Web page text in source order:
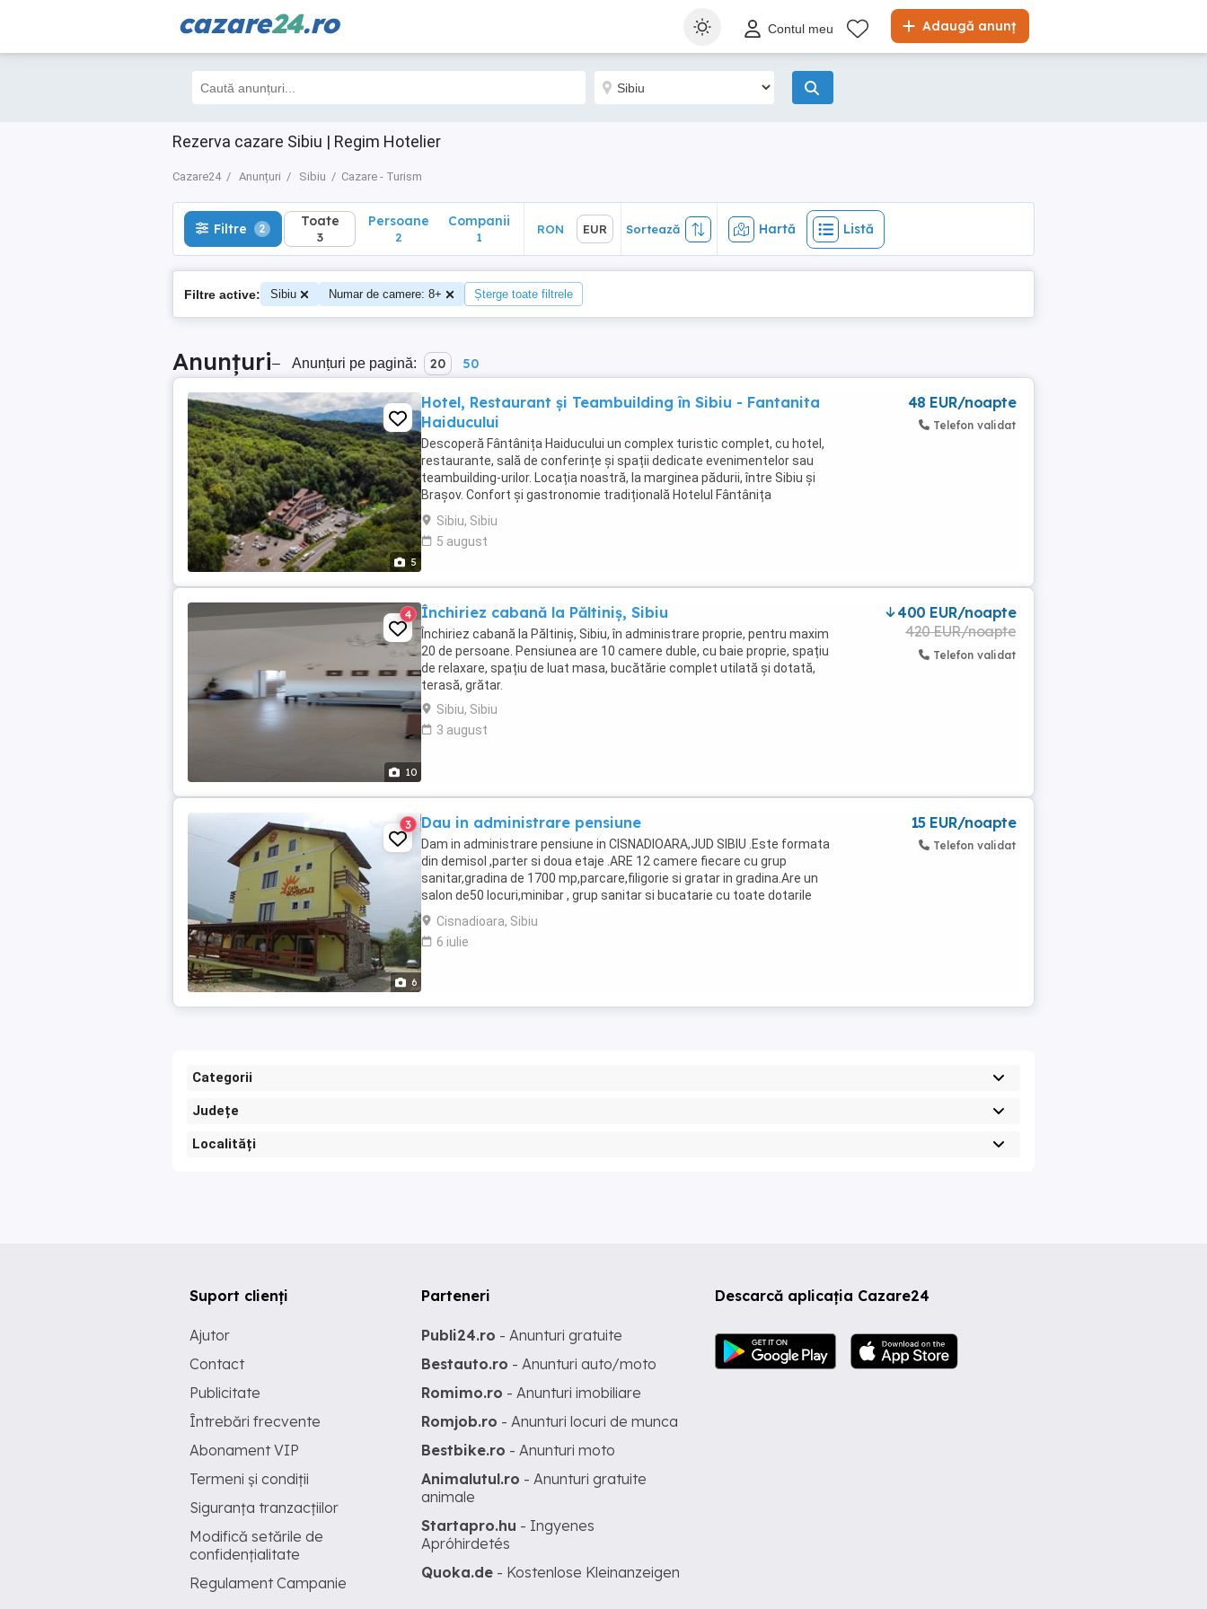
cazare24.ro Adaugă anunț
Contul meu
Rezerva cazare Sibiu | Regim Hotelier
Cazare24 Anunțuri Sibiu Cazare - Turism
Filtre 2 Toate
3
Hartă Listă
Filtre 2 Toate
3
Persoane
2
Companii
1
RON EUR Sortează Hartă Listă
Filtre active: Sibiu Numar de camere: 8+ Șterge toate filtrele
Anunțuri– Anunțuri pe pagină: 20 50
5
Hotel, Restaurant și Teambuilding în Sibiu - Fantanita
Haiducului
Descoperă Fântânița Haiducului un complex turistic complet, cu hotel,
restaurante, sală de conferințe și spații dedicate evenimentelor sau
teambuilding-urilor. Locația noastră, la marginea pădurii, între Sibiu și
Brașov. Confort și gastronomie tradițională Hotelul Fântânița
Haiducului este locul unde ...
Sibiu, Sibiu
5 august
48 EUR/noapte
Telefon validat
10
4 Închiriez cabană la Păltiniș, Sibiu
Închiriez cabană la Păltiniș, Sibiu, în administrare proprie, pentru maxim
20 de persoane. Pensiunea are 10 camere duble, cu baie proprie, spațiu
de relaxare, spațiu de luat masa, bucătărie complet utilată și dotată,
terasă, grătar.
Sibiu, Sibiu
3 august
400 EUR/noapte
420 EUR/noapte
Telefon validat
6
3 Dau in administrare pensiune
Dam in administrare pensiune in CISNADIOARA,JUD SIBIU .Este formata
din demisol ,parter si doua etaje .ARE 12 camere fiecare cu grup
sanitar,gradina de 1700 mp,parcare,filigorie si gratar in gradina.Are un
salon de50 locuri,minibar , grup sanitar si bucatarie cu toate dotarile
necesare.PRIMELE 5 LUNI ...
Cisnadioara, Sibiu
6 iulie
15 EUR/noapte
Telefon validat
Categorii
Județe
Localități
Descarcă aplicația Cazare24
Suport clienți
Ajutor
Contact
Publicitate
Întrebări frecvente
Abonament VIP
Termeni și condiții
Siguranța tranzacțiilor
Modifică setările de
confidențialitate
Regulament Campanie
Parteneri
Publi24.ro - Anunturi gratuite
Bestauto.ro - Anunturi auto/moto
Romimo.ro - Anunturi imobiliare
Romjob.ro - Anunturi locuri de munca
Bestbike.ro - Anunturi moto
Animalutul.ro - Anunturi gratuite
animale
Startapro.hu - Ingyenes
Apróhirdetés
Quoka.de - Kostenlose Kleinanzeigen